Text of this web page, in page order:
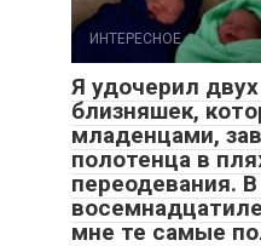
ИНТЕРЕСНОЕ
Я удочерил
близняшек,
младенцами,
полотенца в
переодевания.
мне те самые